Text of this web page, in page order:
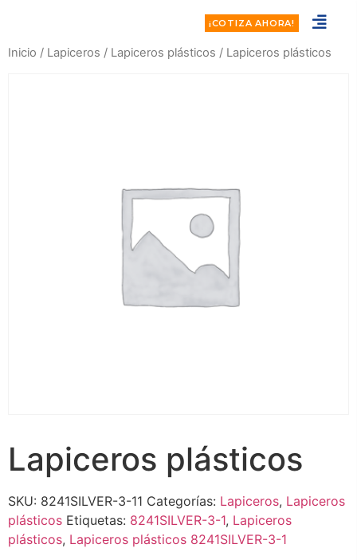
¡COTIZA AHORA!
Inicio / Lapiceros / Lapiceros plásticos / Lapiceros plásticos
Lapiceros plásticos
SKU: 8241SILVER-3-11 Categorías: Lapiceros, Lapiceros
plásticos Etiquetas: 8241SILVER-3-1, Lapiceros
plásticos, Lapiceros plásticos 8241SILVER-3-1